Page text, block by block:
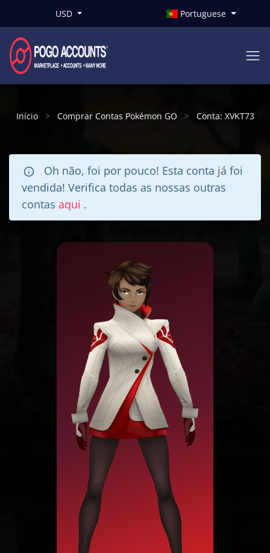
USD Portuguese
Início Comprar Contas Pokémon GO Conta: XVKT73
Oh não, foi por pouco! Esta conta já foi
vendida! Verifica todas as nossas outras
contas aqui .